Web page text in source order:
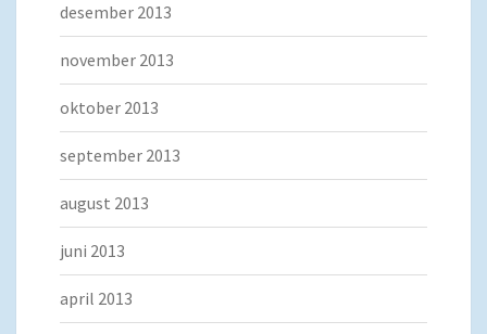
desember 2013
november 2013
oktober 2013
september 2013
august 2013
juni 2013
april 2013